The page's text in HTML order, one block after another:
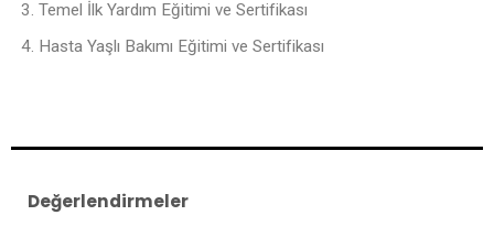
Temel İlk Yardım Eğitimi ve Sertifikası
Hasta Yaşlı Bakımı Eğitimi ve Sertifikası
Değerlendirmeler